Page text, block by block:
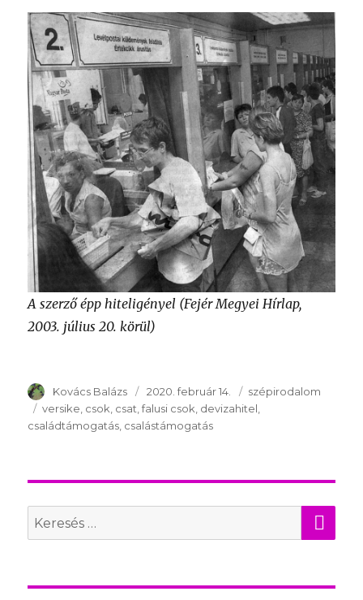
A szerző épp hiteligényel (Fejér Megyei Hírlap,
2003. július 20. körül)
Szerző
Kovács Balázs Publikálva
2020. február 14. Témakör
szépirodalom
Kulcsszavak
versike csok csat falusi csok devizahitel
családtámogatás csalástámogatás
Search
for: